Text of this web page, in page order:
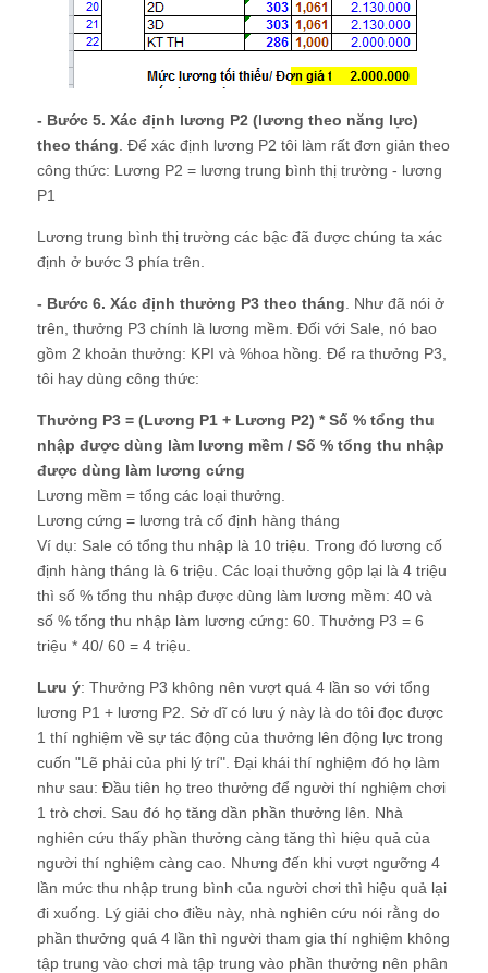
- Bước 5. Xác định lương P2 (lương theo năng lực)
theo tháng . Để xác định lương P2 tôi làm rất đơn giản theo
công thức: Lương P2 = lương trung bình thị trường - lương
P1
Lương trung bình thị trường các bậc đã được chúng ta xác
định ở bước 3 phía trên.
- Bước 6. Xác định thưởng P3 theo tháng . Như đã nói ở
trên, thưởng P3 chính là lương mềm. Đối với Sale, nó bao
gồm 2 khoản thưởng: KPI và %hoa hồng. Để ra thưởng P3,
tôi hay dùng công thức:
Thưởng P3 = (Lương P1 + Lương P2) * Số % tổng thu
nhập được dùng làm lương mềm / Số % tổng thu nhập
được dùng làm lương cứng
Lương mềm = tổng các loại thưởng.
Lương cứng = lương trả cố định hàng tháng
Ví dụ: Sale có tổng thu nhập là 10 triệu. Trong đó lương cố
định hàng tháng là 6 triệu. Các loại thưởng gộp lại là 4 triệu
thì số % tổng thu nhập được dùng làm lương mềm: 40 và
số % tổng thu nhập làm lương cứng: 60. Thưởng P3 = 6
triệu * 40/ 60 = 4 triệu.
Lưu ý: Thưởng P3 không nên vượt quá 4 lần so với tổng
lương P1 + lương P2. Sở dĩ có lưu ý này là do tôi đọc được
1 thí nghiệm về sự tác động của thưởng lên động lực trong
cuốn "Lẽ phải của phi lý trí". Đại khái thí nghiệm đó họ làm
như sau: Đầu tiên họ treo thưởng để người thí nghiệm chơi
1 trò chơi. Sau đó họ tăng dần phần thưởng lên. Nhà
nghiên cứu thấy phần thưởng càng tăng thì hiệu quả của
người thí nghiệm càng cao. Nhưng đến khi vượt ngưỡng 4
lần mức thu nhập trung bình của người chơi thì hiệu quả lại
đi xuống. Lý giải cho điều này, nhà nghiên cứu nói rằng do
phần thưởng quá 4 lần thì người tham gia thí nghiệm không
tập trung vào chơi mà tập trung vào phần thưởng nên phân